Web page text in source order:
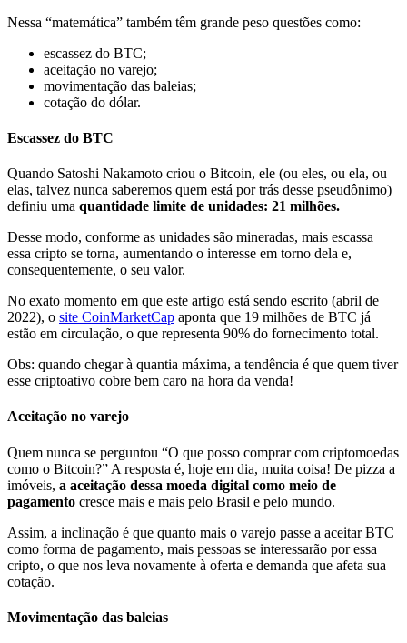
Nessa “matemática” também têm grande peso questões como:
escassez do BTC;
aceitação no varejo;
movimentação das baleias;
cotação do dólar.
Escassez do BTC
Quando Satoshi Nakamoto criou o Bitcoin, ele (ou eles, ou ela, ou
elas, talvez nunca saberemos quem está por trás desse pseudônimo)
definiu uma quantidade limite de unidades: 21 milhões.
Desse modo, conforme as unidades são mineradas, mais escassa
essa cripto se torna, aumentando o interesse em torno dela e,
consequentemente, o seu valor.
No exato momento em que este artigo está sendo escrito (abril de
2022), o site CoinMarketCap aponta que 19 milhões de BTC já
estão em circulação, o que representa 90% do fornecimento total.
Obs: quando chegar à quantia máxima, a tendência é que quem tiver
esse criptoativo cobre bem caro na hora da venda!
Aceitação no varejo
Quem nunca se perguntou “O que posso comprar com criptomoedas
como o Bitcoin?” A resposta é, hoje em dia, muita coisa! De pizza a
imóveis, a aceitação dessa moeda digital como meio de
pagamento cresce mais e mais pelo Brasil e pelo mundo.
Assim, a inclinação é que quanto mais o varejo passe a aceitar BTC
como forma de pagamento, mais pessoas se interessarão por essa
cripto, o que nos leva novamente à oferta e demanda que afeta sua
cotação.
Movimentação das baleias